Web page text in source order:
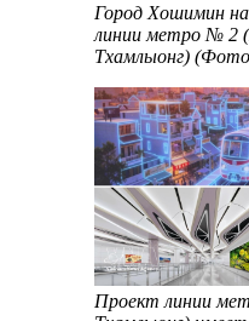
Город Хошимин
линии метро № 2
Тхамлыонг)
Проект линии